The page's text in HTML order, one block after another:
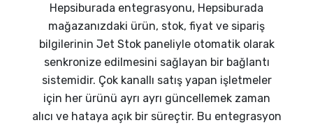
Hepsiburada entegrasyonu, Hepsiburada
mağazanızdaki ürün, stok, fiyat ve sipariş
bilgilerinin Jet Stok paneliyle otomatik olarak
senkronize edilmesini sağlayan bir bağlantı
sistemidir. Çok kanallı satış yapan işletmeler
için her ürünü ayrı ayrı güncellemek zaman
alıcı ve hataya açık bir süreçtir. Bu entegrasyon